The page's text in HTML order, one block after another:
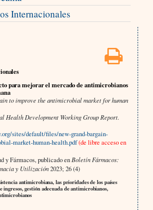
Internacionales
para mejorar el mercado de antimicrobianos
to improve the antimicrobial market for human
Health Development Working Group Report.
sites/default/files/new-grand-bargain-
market-human-health.pdf(de libre acceso en
y Fármacos, publicado en Boletín Fármacos:
y Utilización2023; 26 (4)
antimicrobiana, las prioridades de los países
ingresos, gestión adecuada de antimicrobianos,